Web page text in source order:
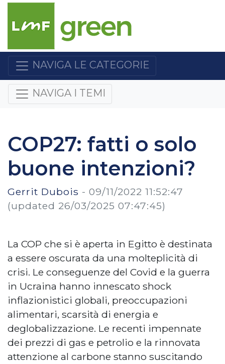
NAVIGA LE CATEGORIE
NAVIGA I TEMI
COP27: fatti o solo
buone intenzioni?
Gerrit Dubois - 09/11/2022 11:52:47
(updated 26/03/2025 07:47:45)
La COP che si è aperta in Egitto è destinata
a essere oscurata da una molteplicità di
crisi. Le conseguenze del Covid e la guerra
in Ucraina hanno innescato shock
inflazionistici globali, preoccupazioni
alimentari, scarsità di energia e
deglobalizzazione. Le recenti impennate
dei prezzi di gas e petrolio e la rinnovata
attenzione al carbone stanno suscitando